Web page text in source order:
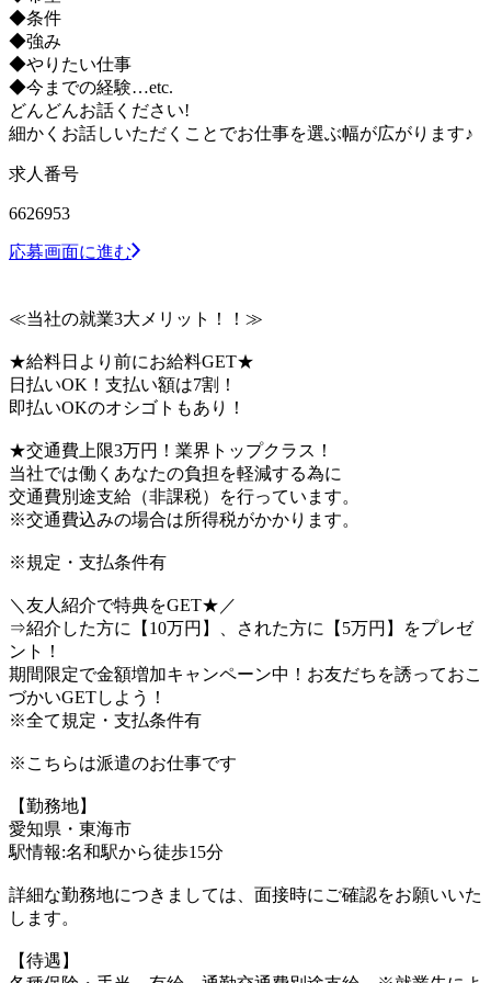
◆条件
◆強み
◆やりたい仕事
◆今までの経験…etc.
どんどんお話ください!
細かくお話しいただくことでお仕事を選ぶ幅が広がります♪
求人番号
6626953
応募画面に進む
≪当社の就業3大メリット！！≫
★給料日より前にお給料GET★
日払いOK！支払い額は7割！
即払いOKのオシゴトもあり！
★交通費上限3万円！業界トップクラス！
当社では働くあなたの負担を軽減する為に
交通費別途支給（非課税）を行っています。
※交通費込みの場合は所得税がかかります。
※規定・支払条件有
＼友人紹介で特典をGET★／
⇒紹介した方に【10万円】、された方に【5万円】をプレゼ
ント！
期間限定で金額増加キャンペーン中！お友だちを誘っておこ
づかいGETしよう！
※全て規定・支払条件有
※こちらは派遣のお仕事です
【勤務地】
愛知県・東海市
駅情報:名和駅から徒歩15分
詳細な勤務地につきましては、面接時にご確認をお願いいた
します。
【待遇】